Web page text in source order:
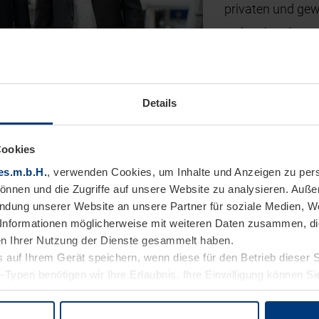
Details
, verwenden Cookies, um Inhalte und Anzeigen zu
und die Zugriffe auf unsere Website zu analysieren.
unserer Website an unsere Partner für soziale Medien,
möglicherweise mit weiteren Daten zusammen,
Ihrer Nutzung der Dienste gesammelt haben.
auf Ihrem Gerät speichern, wenn diese für den Betrieb dieser
benötigen wir Ihre Erlaubnis. Ihre Einwilligung können
unserer Website ändern oder widerrufen.
privaten und
weltweit
Gemeinde
familiengeführte
Jahresumsatz
Heute wird die
Urenkeln des
Persönlich
Christoph
und Fakten